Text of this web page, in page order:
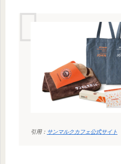
引用： サンマルクカフェ公式サイト